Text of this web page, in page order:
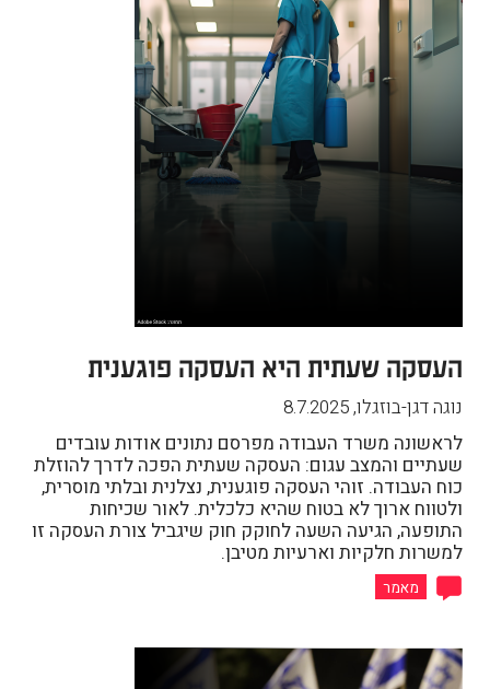
העסקה שעתית היא העסקה פוגענית
נוגה דגן-בוזגלו,
8.7.2025
לראשונה משרד העבודה מפרסם נתונים אודות עובדים
שעתיים והמצב עגום: העסקה שעתית הפכה לדרך להוזלת
כוח העבודה. זוהי העסקה פוגענית, נצלנית ובלתי מוסרית,
ולטווח ארוך לא בטוח שהיא כלכלית. לאור שכיחות
התופעה, הגיעה השעה לחוקק חוק שיגביל צורת העסקה זו
למשרות חלקיות וארעיות מטיבן.
מאמר